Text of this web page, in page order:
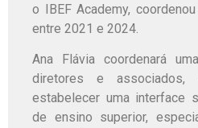
o IBEF Academy,
entre 2021 e 2024.
Ana Flávia coordenará
diretores e
estabelecer uma interface
de ensino superior,